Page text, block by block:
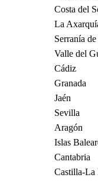
Costa del
La
Serranía
Valle del
Cádiz
Granada
Jaén
Sevilla
Aragón
Islas
Cantabria
Castilla-La